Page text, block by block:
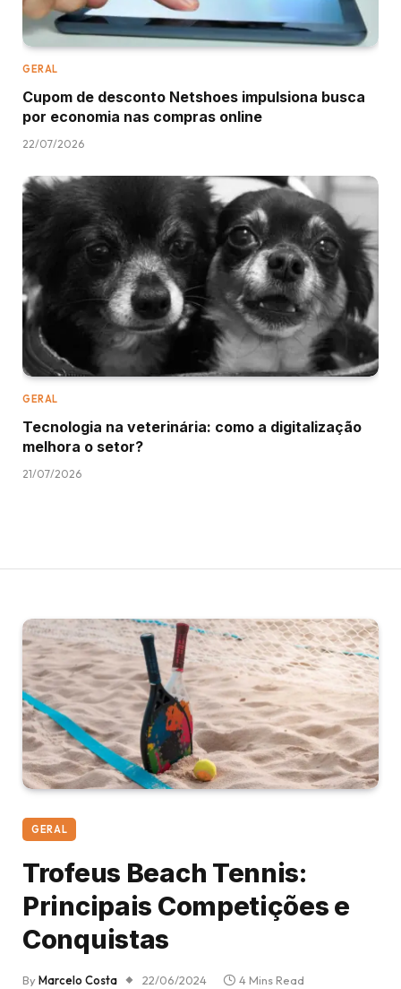
GERAL
Cupom de desconto Netshoes impulsiona busca
por economia nas compras online
22/07/2026
GERAL
Tecnologia na veterinária: como a digitalização
melhora o setor?
21/07/2026
GERAL
Trofeus Beach Tennis:
Principais Competições e
Conquistas
ByMarcelo Costa 22/06/2024 4 Mins Read